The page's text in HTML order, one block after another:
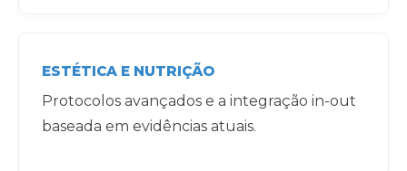
ESTÉTICA E NUTRIÇÃO
Protocolos avançados e a integração in-out
baseada em evidências atuais.